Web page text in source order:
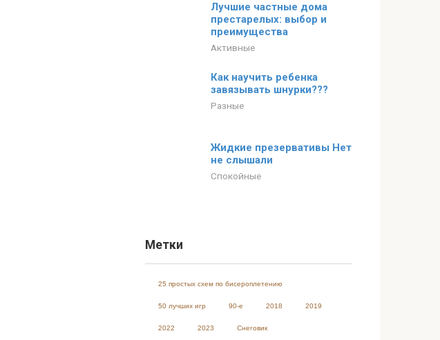
Лучшие частные дома
престарелых: выбор и
преимущества
Активные
Как научить ребенка
завязывать шнурки???
Разные
Жидкие презервативы Нет
не слышали
Спокойные
Метки
25 простых схем по бисероплетению
50 лучших игр 90-е 2018 2019
2022 2023 Cнеговик